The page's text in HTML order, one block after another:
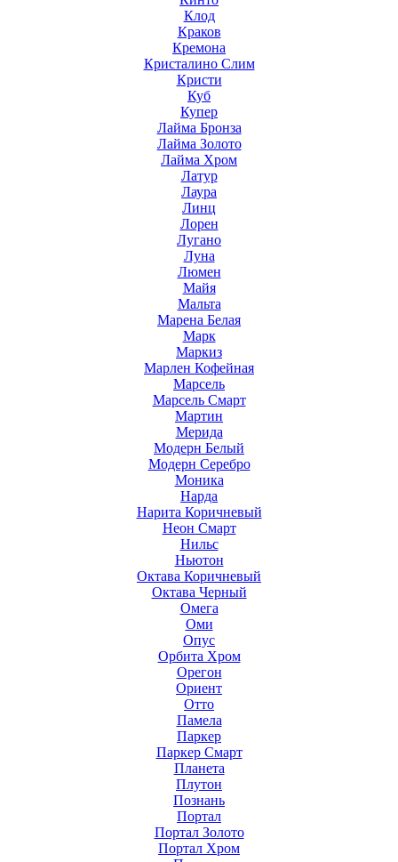
Клод
Краков
Кремона
Кристалино Слим
Кристи
Куб
Купер
Лайма Бронза
Лайма Золото
Лайма Хром
Латур
Лаура
Линц
Лорен
Лугано
Луна
Люмен
Майя
Мальта
Марена Белая
Марк
Маркиз
Марлен Кофейная
Марсель
Марсель Смарт
Мартин
Мерида
Модерн Белый
Модерн Серебро
Моника
Нарда
Нарита Коричневый
Неон Смарт
Нильс
Ньютон
Октава Коричневый
Октава Черный
Омега
Оми
Опус
Орбита Хром
Орегон
Ориент
Отто
Памела
Паркер
Паркер Смарт
Планета
Плутон
Познань
Портал
Портал Золото
Портал Хром